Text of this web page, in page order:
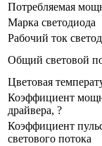
Потребляемая
Марка светодиода
Рабочий ток
Общий световой
Цветовая
Коэффициент
драйвера, ?
Коэффициент
светового потока